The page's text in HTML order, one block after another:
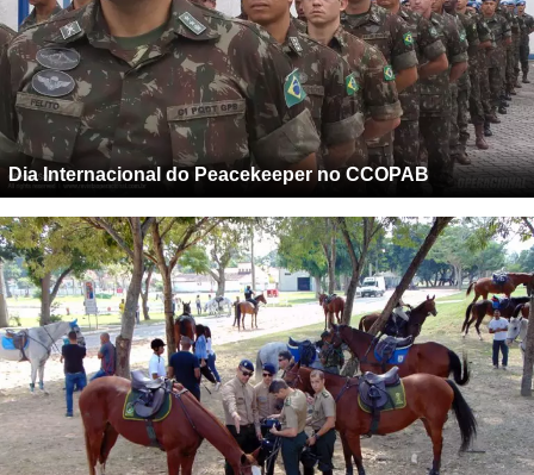
Dia Internacional do Peacekeeper no CCOPAB